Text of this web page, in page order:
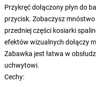
Przykręć dołączony płyn do
przycisk. Zobaczysz
przedniej części kosiarki
efektów wizualnych dołączy
Zabawka jest łatwa w
uchwytowi.
Cechy: